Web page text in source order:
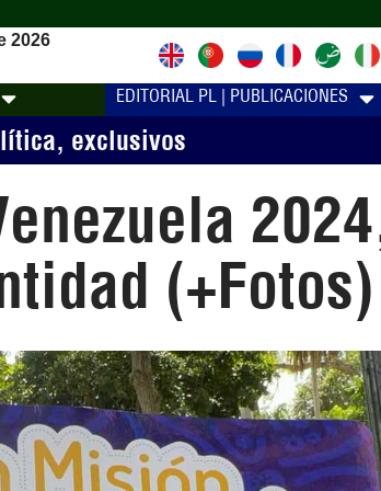
2026
EDITORIAL PL | PUBLICACIONES
, exclusivos
(+Fotos)